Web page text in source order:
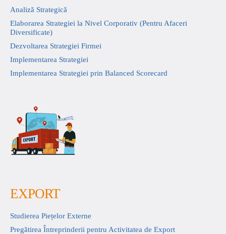
Analiză Strategică
Elaborarea Strategiei la Nivel Corporativ (Pentru Afaceri
Diversificate)
Dezvoltarea Strategiei Firmei
Implementarea Strategiei
Implementarea Strategiei prin Balanced Scorecard
EXPORT
Studierea Piețelor Externe
Pregătirea Întreprinderii pentru Activitatea de Export